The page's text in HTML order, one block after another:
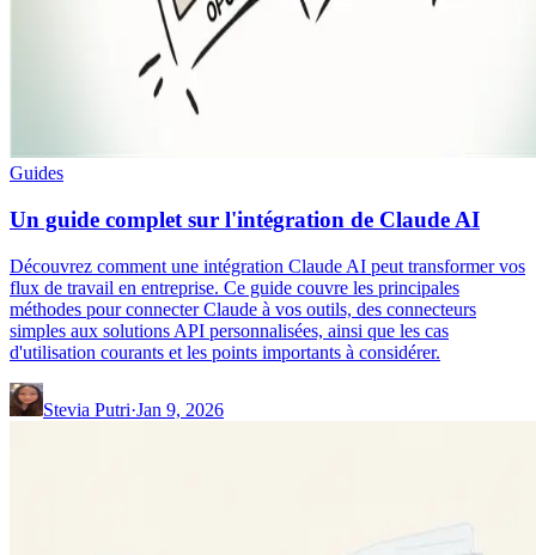
Guides
Un guide complet sur l'intégration de Claude AI
Découvrez comment une intégration Claude AI peut transformer vos
flux de travail en entreprise. Ce guide couvre les principales
méthodes pour connecter Claude à vos outils, des connecteurs
simples aux solutions API personnalisées, ainsi que les cas
d'utilisation courants et les points importants à considérer.
Stevia Putri·Jan 9, 2026